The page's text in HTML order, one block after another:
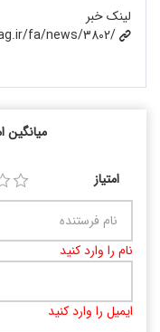
لینک خبر
fa/news/3802/
میانگین
امتیاز
نام را وارد کنید
ایمیل را وارد کنید